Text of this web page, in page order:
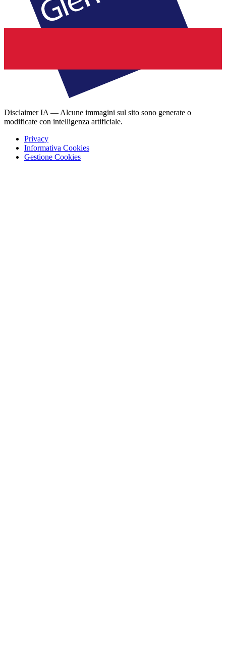
Disclaimer IA — Alcune immagini sul sito sono generate o
modificate con intelligenza artificiale.
Privacy
Informativa Cookies
Gestione Cookies